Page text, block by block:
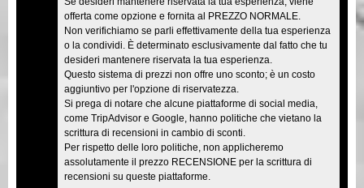
offerta come opzione e fornita al PREZZO NORMALE.
Non verifichiamo se parli effettivamente della tua esperienza
o la condividi. È determinato esclusivamente dal fatto che tu
desideri mantenere riservata la tua esperienza.
Questo sistema di prezzi non offre uno sconto; è un costo
aggiuntivo per l'opzione di riservatezza.
Si prega di notare che alcune piattaforme di social media,
come TripAdvisor e Google, hanno politiche che vietano la
scrittura di recensioni in cambio di sconti.
Per rispetto delle loro politiche, non applicheremo
assolutamente il prezzo RECENSIONE per la scrittura di
recensioni su queste piattaforme.